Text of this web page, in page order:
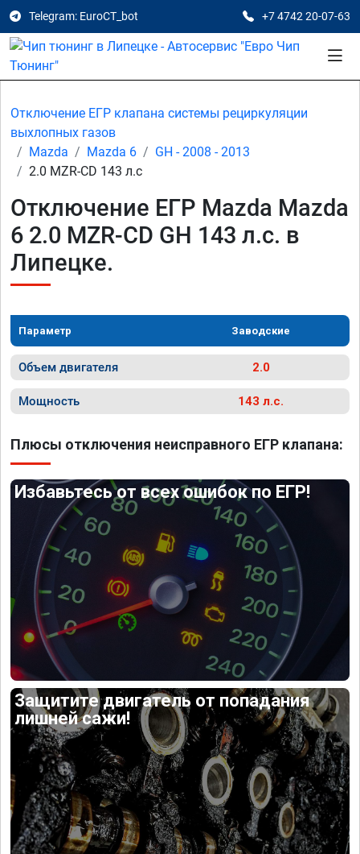
Telegram: EuroCT_bot +7 4742 20-07-63
Отключение ЕГР клапана системы рециркуляции
выхлопных газов
Mazda
Mazda 6
GH - 2008 - 2013
2.0 MZR-CD 143 л.с
Отключение ЕГР Mazda Mazda
6 2.0 MZR-CD GH 143 л.с. в
Липецке.
Параметр Заводские
Объем двигателя 2.0
Мощность 143 л.с.
Плюсы отключения неисправного ЕГР клапана:
Избавьтесь от всех ошибок по ЕГР!
Защитите двигатель от попадания
лишней сажи!